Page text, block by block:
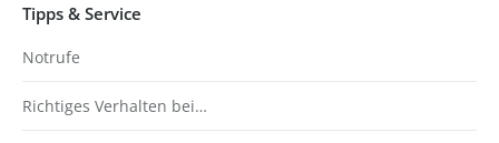
Tipps & Service
Notrufe
Richtiges Verhalten bei…